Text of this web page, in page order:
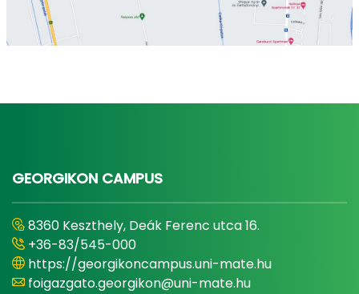
GEORGIKON CAMPUS
8360 Keszthely, Deák Ferenc utca 16.
+36-83/545-000
https://georgikoncampus.uni-mate.hu
foigazgato.georgikon@uni-mate.hu